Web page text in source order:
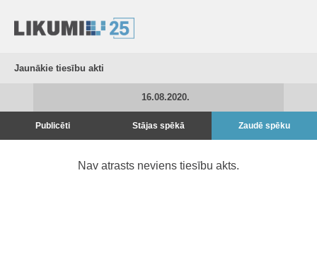
Jaunākie tiesību akti
16.08.2020.
Publicēti Stājas spēkā Zaudē spēku
Nav atrasts neviens tiesību akts.